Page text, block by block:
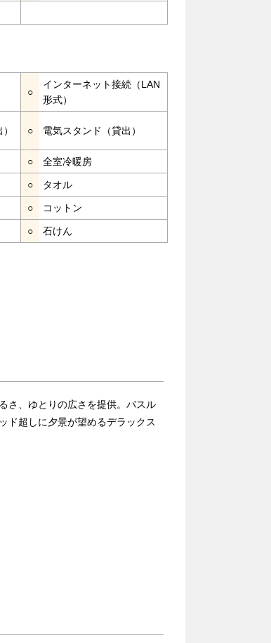
○
インターネット接続（LAN
形式）
○ 電気スタンド（貸出）
○ 全室冷暖房
○ タオル
○ コットン
○ 石けん
さ、ゆとりの広さを提供。バスル
ド超しに夕景が望めるデラックス